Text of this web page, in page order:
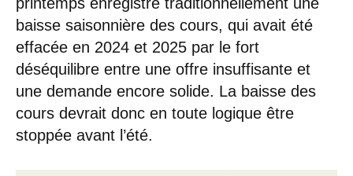
baisse saisonnière des cours, qui avait été
effacée en 2024 et 2025 par le fort
déséquilibre entre une offre insuffisante et
une demande encore solide. La baisse des
cours devrait donc en toute logique être
stoppée avant l’été.